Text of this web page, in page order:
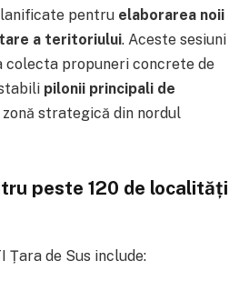
pentru elaborarea noii
a teritoriului. Aceste sesiuni
colecta propuneri concrete de
pilonii principali de
strategică din nordul
peste 120 de localități
Țara de Sus include: